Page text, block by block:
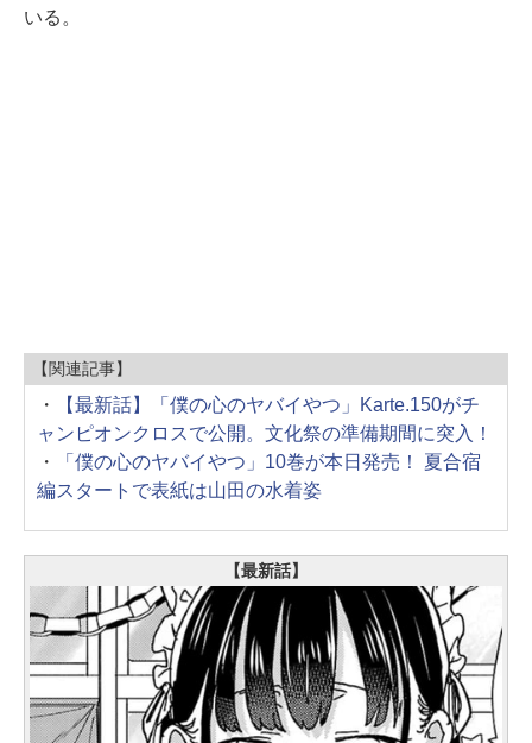
いる。
【関連記事】
・
【最新話】「僕の心のヤバイやつ」Karte.150がチ
ャンピオンクロスで公開。文化祭の準備期間に突入！
・
「僕の心のヤバイやつ」10巻が本日発売！ 夏合宿
編スタートで表紙は山田の水着姿
【最新話】